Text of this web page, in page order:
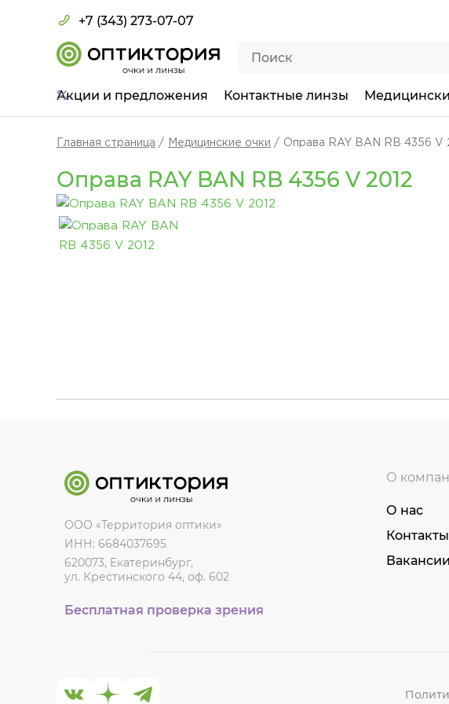
+7 (343) 273-07-07
Акции и предложения Контактные линзы
Главная страница Медицинские очки Оправа RAY BAN RB 4356 V
Оправа RAY BAN RB 4356 V 2012
ООО «Территория оптики»
ИНН: 6684037695
620073, Екатеринбург,
ул. Крестинского 44, оф. 602
Бесплатная проверка зрения
О
О нас
Контакты
Вакансии